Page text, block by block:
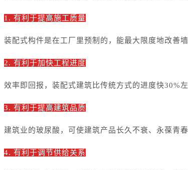
1. 有利于提高施工质量
装配式构件是在工厂里预制的，能最大限度地改善
2. 有利于加快工程进度
效率即回报，装配式建筑比传统方式的进度快30%左
3. 有利于提高建筑品质
建筑业的玻尿酸，可使建筑产品长久不衰、永葆青
4. 有利于调节供给关系